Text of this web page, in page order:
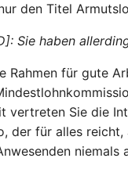
den Titel
Sie haben
für gute
Sie die
der für alles
niemals